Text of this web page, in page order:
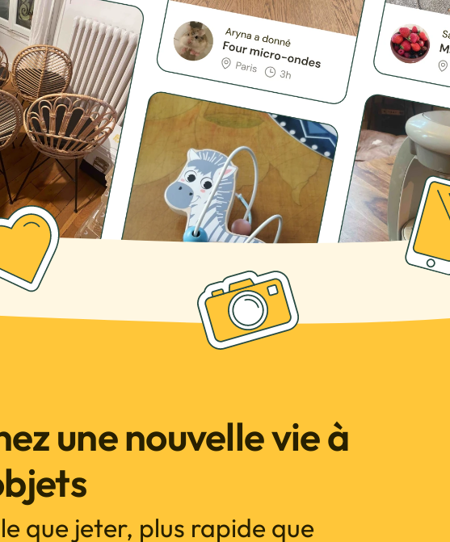
une nouvelle vie à
que jeter, plus rapide que